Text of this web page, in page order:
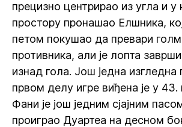
прецизно центрирао из угла и у
простору пронашао Елшника,
петом покушао да превари
противника, али је лопта
изнад гола. Још једна изгледна
првом делу игре виђена је у
Фани је још једним сјајним
проиграо Дуартеа на десном